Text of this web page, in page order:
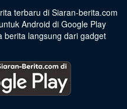
terbaru di Siaran-berita.com
Android di Google Play
berita langsung dari gadget